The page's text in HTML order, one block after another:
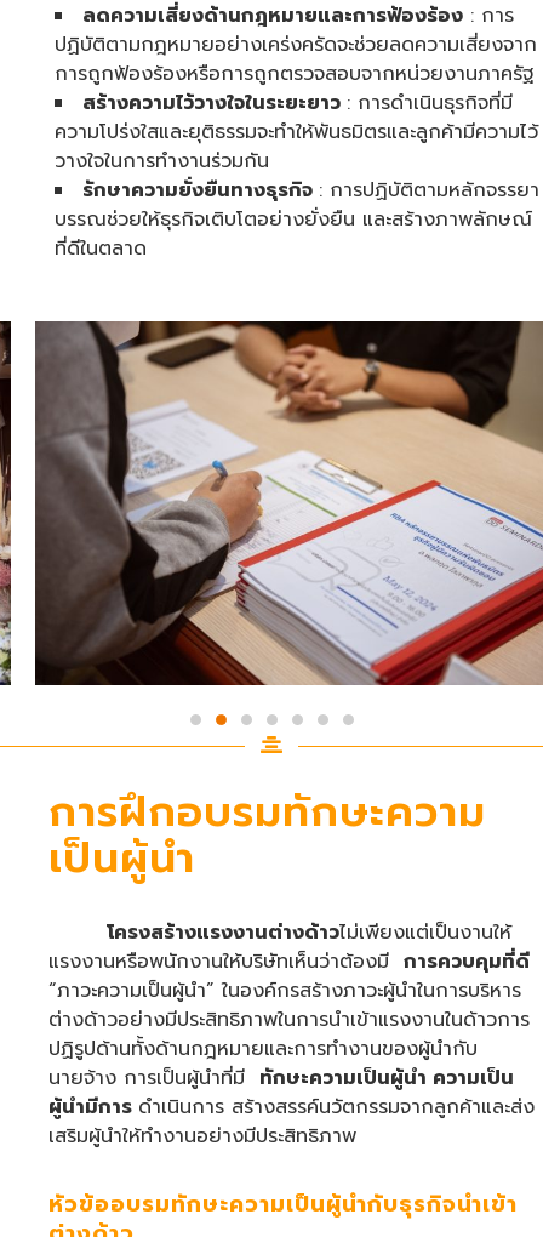
ลดความเสี่ยงด้านกฎหมายและการฟ้องร้อง : การ
ปฏิบัติตามกฎหมายอย่างเคร่งครัดจะช่วยลดความเสี่ยงจาก
การถูกฟ้องร้องหรือการถูกตรวจสอบจากหน่วยงานภาครัฐ
สร้างความไว้วางใจในระยะยาว : การดำเนินธุรกิจที่มี
ความโปร่งใสและยุติธรรมจะทำให้พันธมิตรและลูกค้ามีความไว้
วางใจในการทำงานร่วมกัน
รักษาความยั่งยืนทางธุรกิจ : การปฏิบัติตามหลักจรรยา
บรรณช่วยให้ธุรกิจเติบโตอย่างยั่งยืน และสร้างภาพลักษณ์
ที่ดีในตลาด
การฝึกอบรมทักษะความ
เป็นผู้นำ
โครงสร้างแรงงานต่างด้าวไม่เพียงแต่เป็นงานให้
แรงงานหรือพนักงานให้บริษัทเห็นว่าต้องมี การควบคุมที่ดี
“ภาวะความเป็นผู้นำ” ในองค์กรสร้างภาวะผู้นำในการบริหาร
ต่างด้าวอย่างมีประสิทธิภาพในการนำเข้าแรงงานในด้าวการ
ปฏิรูปด้านทั้งด้านกฎหมายและการทำงานของผู้นำกับ
นายจ้าง การเป็นผู้นำที่มี ทักษะความเป็นผู้นำ ความเป็น
ผู้นำมีการ ดำเนินการ สร้างสรรค์นวัตกรรมจากลูกค้าและส่ง
เสริมผู้นำให้ทำงานอย่างมีประสิทธิภาพ
หัวข้ออบรมทักษะความเป็นผู้นำกับธุรกิจนำเข้า